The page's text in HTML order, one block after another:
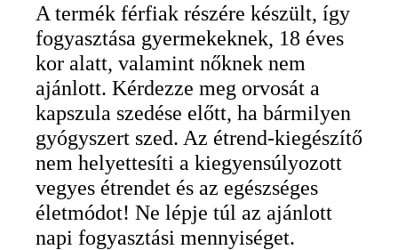
A termék férfiak részére készült, így
fogyasztása gyermekeknek, 18 éves
kor alatt, valamint nőknek nem
ajánlott. Kérdezze meg orvosát a
kapszula szedése előtt, ha bármilyen
gyógyszert szed. Az étrend-kiegészítő
nem helyettesíti a kiegyensúlyozott
vegyes étrendet és az egészséges
életmódot! Ne lépje túl az ajánlott
napi fogyasztási mennyiséget.